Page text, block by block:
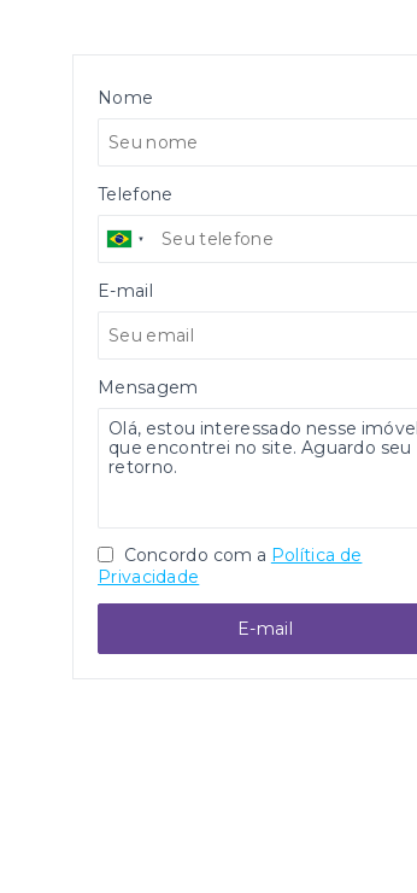
Nome
Telefone
E-mail
Mensagem
Concordo com a Política de
Privacidade
E-mail